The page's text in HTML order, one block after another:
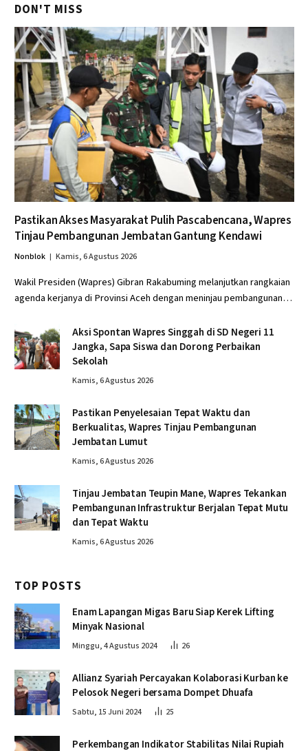
DON'T MISS
Pastikan Akses Masyarakat Pulih Pascabencana, Wapres
Tinjau Pembangunan Jembatan Gantung Kendawi
Nonblok Kamis, 6 Agustus 2026
Wakil Presiden (Wapres) Gibran Rakabuming melanjutkan rangkaian
agenda kerjanya di Provinsi Aceh dengan meninjau pembangunan…
Aksi Spontan Wapres Singgah di SD Negeri 11
Jangka, Sapa Siswa dan Dorong Perbaikan
Sekolah
Kamis, 6 Agustus 2026
Pastikan Penyelesaian Tepat Waktu dan
Berkualitas, Wapres Tinjau Pembangunan
Jembatan Lumut
Kamis, 6 Agustus 2026
Tinjau Jembatan Teupin Mane, Wapres Tekankan
Pembangunan Infrastruktur Berjalan Tepat Mutu
dan Tepat Waktu
Kamis, 6 Agustus 2026
TOP POSTS
Enam Lapangan Migas Baru Siap Kerek Lifting
Minyak Nasional
Minggu, 4 Agustus 2024 26
Allianz Syariah Percayakan Kolaborasi Kurban ke
Pelosok Negeri bersama Dompet Dhuafa
Sabtu, 15 Juni 2024 25
Perkembangan Indikator Stabilitas Nilai Rupiah